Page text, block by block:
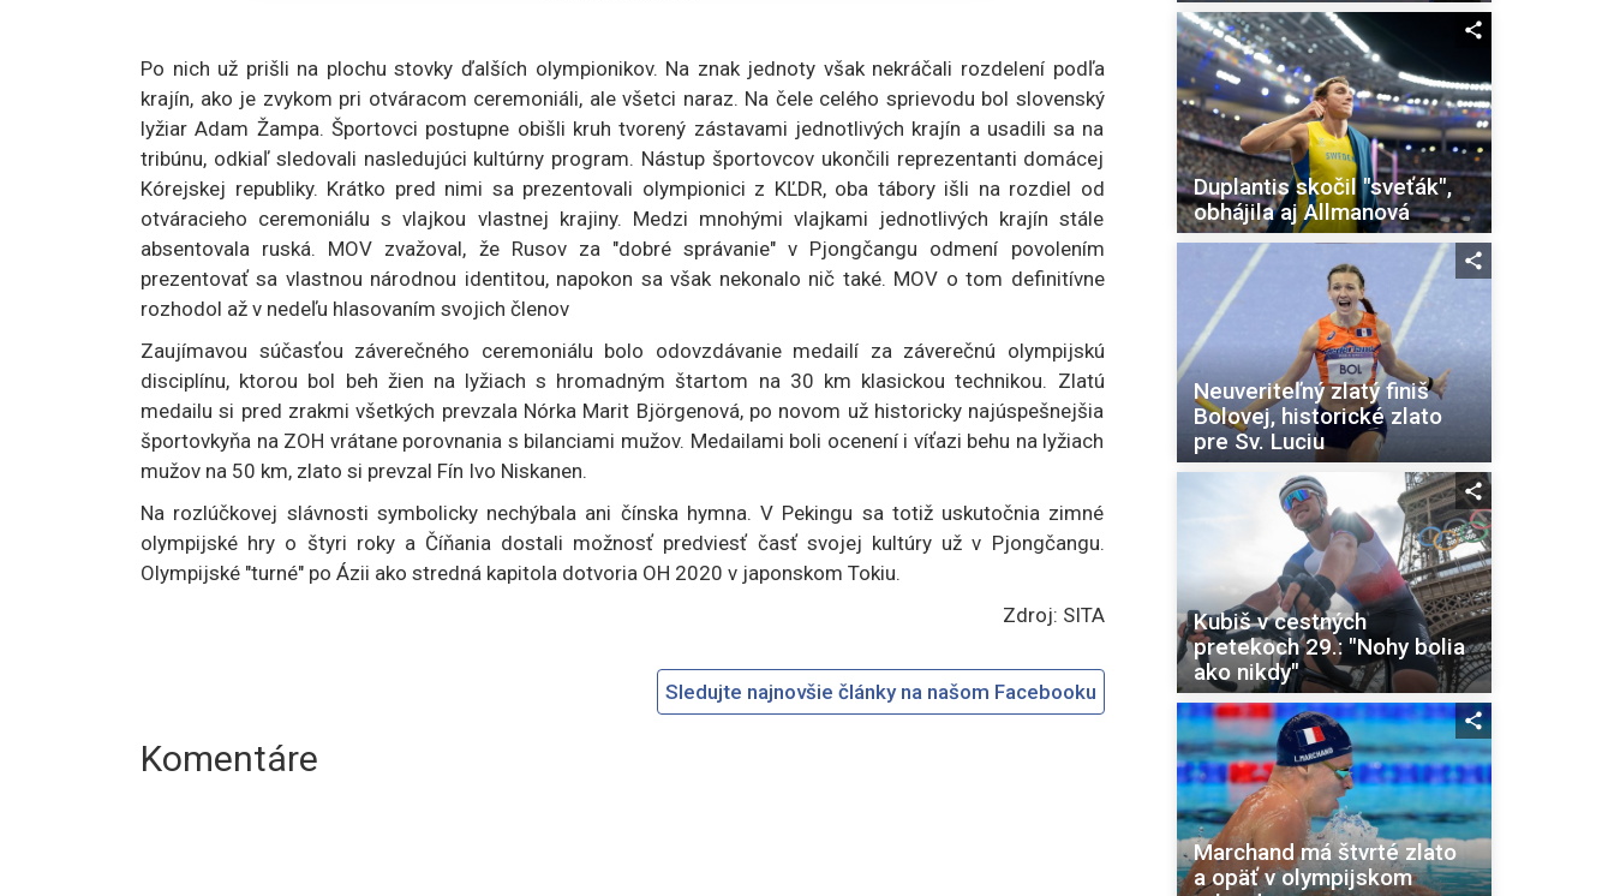
Po nich už prišli na plochu stovky ďalších olympionikov. Na znak jednoty však nekráčali rozdelení podľa
krajín, ako je zvykom pri otváracom ceremoniáli, ale všetci naraz. Na čele celého sprievodu bol slovenský
lyžiar Adam Žampa. Športovci postupne obišli kruh tvorený zástavami jednotlivých krajín a usadili sa na
tribúnu, odkiaľ sledovali nasledujúci kultúrny program. Nástup športovcov ukončili reprezentanti domácej
Kórejskej republiky. Krátko pred nimi sa prezentovali olympionici z KĽDR, oba tábory išli na rozdiel od
otváracieho ceremoniálu s vlajkou vlastnej krajiny. Medzi mnohými vlajkami jednotlivých krajín stále
absentovala ruská. MOV zvažoval, že Rusov za "dobré správanie" v Pjongčangu odmení povolením
prezentovať sa vlastnou národnou identitou, napokon sa však nekonalo nič také. MOV o tom definitívne
rozhodol až v nedeľu hlasovaním svojich členov
Zaujímavou súčasťou záverečného ceremoniálu bolo odovzdávanie medailí za záverečnú olympijskú
disciplínu, ktorou bol beh žien na lyžiach s hromadným štartom na 30 km klasickou technikou. Zlatú
medailu si pred zrakmi všetkých prevzala Nórka Marit Björgenová, po novom už historicky najúspešnejšia
športovkyňa na ZOH vrátane porovnania s bilanciami mužov. Medailami boli ocenení i víťazi behu na lyžiach
mužov na 50 km, zlato si prevzal Fín Ivo Niskanen.
Na rozlúčkovej slávnosti symbolicky nechýbala ani čínska hymna. V Pekingu sa totiž uskutočnia zimné
olympijské hry o štyri roky a Číňania dostali možnosť predviesť časť svojej kultúry už v Pjongčangu.
Olympijské "turné" po Ázii ako stredná kapitola dotvoria OH 2020 v japonskom Tokiu.
Zdroj: SITA
Sledujte najnovšie články na našom Facebooku
Komentáre
Duplantis skočil "sveťák",
obhájila aj Allmanová
Neuveriteľný zlatý finiš
Bolovej, historické zlato
pre Sv. Luciu
Kubiš v cestných
pretekoch 29.: "Nohy bolia
ako nikdy"
Marchand má štvrté zlato
a opäť v olympijskom